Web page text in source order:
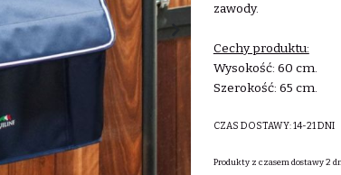
zawody.
Cechy produktu:
Wysokość: 60 cm.
Szerokość: 65 cm.
CZAS DOSTAWY:14-21 DNI
Produkty z czasem dostawy 2